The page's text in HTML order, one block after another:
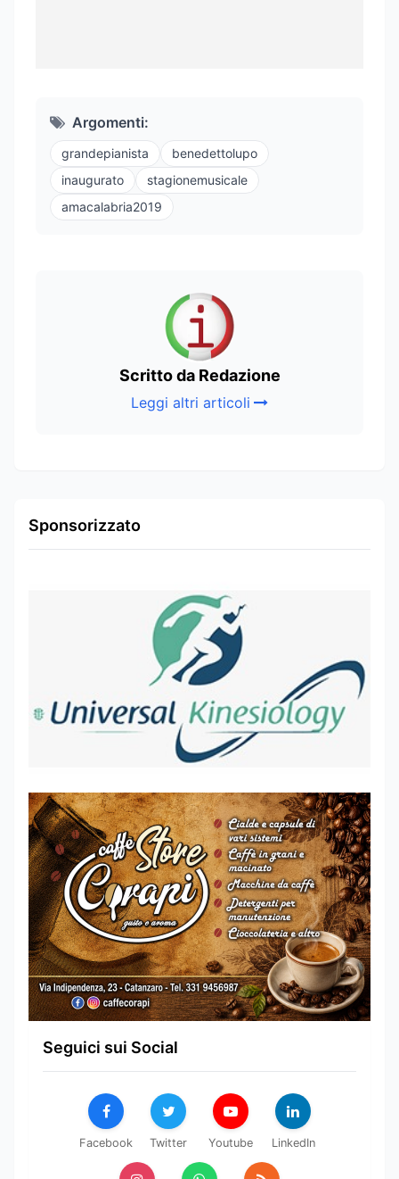
Argomenti:
grandepianista
benedettolupo
inaugurato
stagionemusicale
amacalabria2019
Scritto da Redazione
Leggi altri articoli
Sponsorizzato
Seguici sui Social
Facebook Twitter Youtube LinkedIn